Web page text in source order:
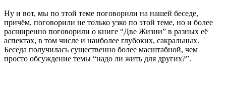
Ну и вот, мы по этой теме поговорили на нашей беседе,
причём, поговорили не только узко по этой теме, но и более
расширенно поговорили о книге “Две Жизни” в разных её
аспектах, в том числе и наиболее глубоких, сакральных.
Беседа получилась существенно более масштабной, чем
просто обсуждение темы “надо ли жить для других?”.